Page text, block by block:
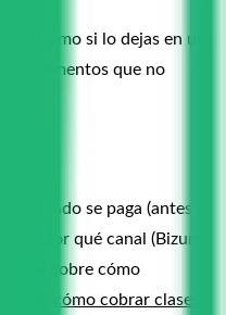
como si lo dejas en un
elementos que no
cuándo se paga (antes o
y por qué canal (Bizum,
sobre cómo
cómo cobrar clases